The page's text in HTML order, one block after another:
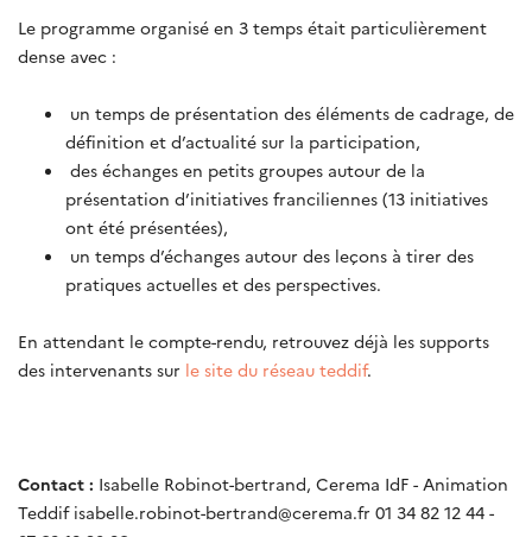
Le programme organisé en 3 temps était particulièrement
dense avec :
un temps de présentation des éléments de cadrage, de
définition et d’actualité sur la participation,
des échanges en petits groupes autour de la
présentation d’initiatives franciliennes (13 initiatives
ont été présentées),
un temps d’échanges autour des leçons à tirer des
pratiques actuelles et des perspectives.
En attendant le compte-rendu, retrouvez déjà les supports
des intervenants sur le site du réseau teddif.
Contact : Isabelle Robinot-bertrand, Cerema IdF - Animation
Teddif isabelle.robinot-bertrand@cerema.fr 01 34 82 12 44 -